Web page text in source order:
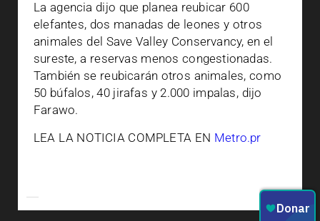
La agencia dijo que planea reubicar 600
elefantes, dos manadas de leones y otros
animales del Save Valley Conservancy, en el
sureste, a reservas menos congestionadas.
También se reubicarán otros animales, como
50 búfalos, 40 jirafas y 2.000 impalas, dijo
Farawo.
LEA LA NOTICIA COMPLETA EN Metro.pr